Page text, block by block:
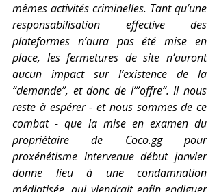
mêmes activités criminelles. Tant qu’une
responsabilisation effective des
plateformes n’aura pas été mise en
place, les fermetures de site n’auront
aucun impact sur l’existence de la
“demande”, et donc de l’”offre”. Il nous
reste à espérer - et nous sommes de ce
combat - que la mise en examen du
propriétaire de Coco.gg pour
proxénétisme intervenue début janvier
donne lieu à une condamnation